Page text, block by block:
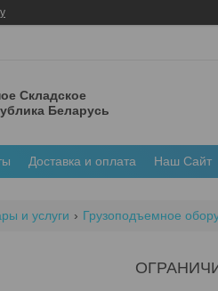
Складское
Беларусь
Доставка и оплата Наш Сайт
и услуги Грузоподъемное